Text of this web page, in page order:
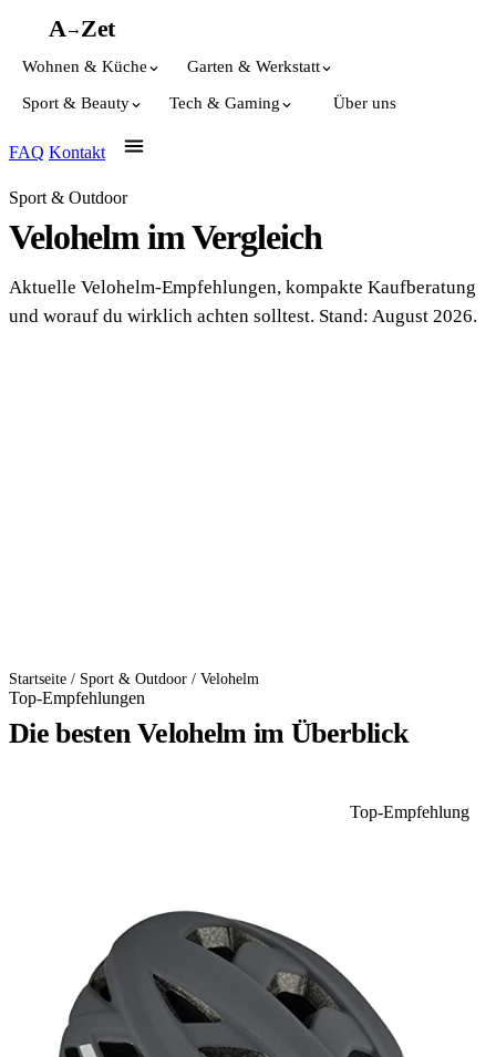
A→Zet
Wohnen & Küche Garten & Werkstatt
Sport & Beauty Tech & Gaming Über uns
FAQ Kontakt
Sport & Outdoor
Velohelm im Vergleich
Aktuelle Velohelm-Empfehlungen, kompakte Kaufberatung
und worauf du wirklich achten solltest. Stand: August 2026.
Startseite / Sport & Outdoor / Velohelm
Top-Empfehlungen
Die besten Velohelm im Überblick
Top-Empfehlung